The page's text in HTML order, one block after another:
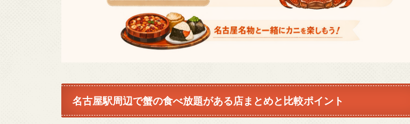
名古屋駅周辺で蟹の食べ放題がある店まとめと比較ポイント